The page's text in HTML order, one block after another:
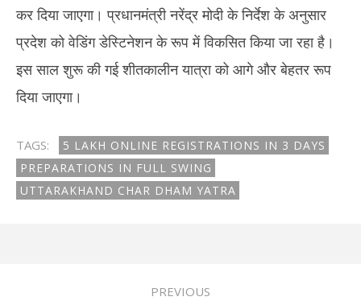
कर दिया जाएगा। प्रधानमंत्री नरेंद्र मोदी के निर्देश के अनुसार
प्रदेश को वेडिंग डेस्टिनेशन के रूप में विकसित किया जा रहा है।
इस साल शुरू की गई शीतकालीन यात्रा को आगे और बेहतर रूप
दिया जाएगा।
TAGS:
5 LAKH ONLINE REGISTRATIONS IN 3 DAYS
PREPARATIONS IN FULL SWING
UTTARAKHAND CHAR DHAM YATRA
PREVIOUS